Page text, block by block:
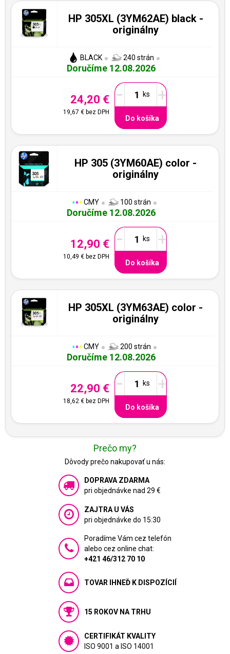
HP 305XL (3YM62AE) black -
originálny
BLACK 240 strán
Doručíme 12.08.2026
24,20 €
19,67 € bez DPH
- +
Do košíka
HP 305 (3YM60AE) color -
originálny
CMY 100 strán
Doručíme 12.08.2026
12,90 €
10,49 € bez DPH
- +
Do košíka
HP 305XL (3YM63AE) color -
originálny
CMY 200 strán
Doručíme 12.08.2026
22,90 €
18,62 € bez DPH
- +
Do košíka
Prečo my?
Dôvody prečo nakupovať u nás:
DOPRAVA ZDARMA
pri objednávke nad 29 €
ZAJTRA U VÁS
pri objednávke do 15:30
Poradíme Vám cez telefón
alebo cez online chat:
+421 46/312 70 10
TOVAR IHNEĎ K DISPOZÍCIÍ
15 ROKOV NA TRHU
CERTIFIKÁT KVALITY
ISO 9001 a ISO 14001